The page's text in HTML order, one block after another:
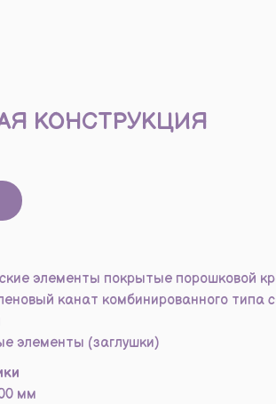
КОНСТРУКЦИЯ
элементы покрытые порошковой
канат комбинированного типа
элементы (заглушки)
мм